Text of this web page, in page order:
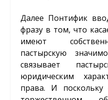
Далее Понтифик
фразу в том, что
имеют
пастырскую
связывает
юридическим
права. И поскольку